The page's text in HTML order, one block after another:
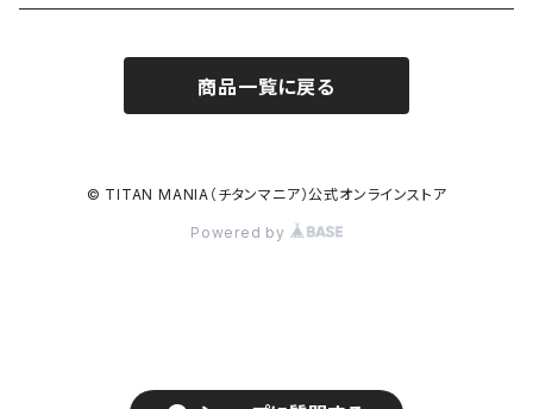
商品一覧に戻る
© TITAN MANIA（チタンマニア）公式オンラインストア
Powered by